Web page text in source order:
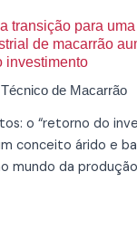
transição para
de macarrão
investimento
Técnico de Macarrão
o “retorno do
conceito árido e
mundo da